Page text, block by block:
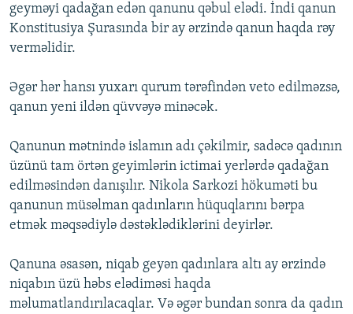
ARAŞDIRMA
MULTIMEDIA
FOTOQALEREYA
İZ - MƏDƏNIYYƏT PROQRAMI
HAQQIMIZDA
PEŞƏ ETIKASI VƏ JURNALISTIKA STANDARTLARIMIZ
MATERIALLARIMIZDAN ISTIFADƏ
AZADLIQRADIOSU MOBIL TELEFONUNUZDA
XƏBƏR BÜLLETENLƏRIMIZ
BIZI IZLƏ
RFE/RL-in bütün saytları
geyməyi qadağan edən qanunu qəbul elədi. İndi qanun
Konstitusiya Şurasında bir ay ərzində qanun haqda rəy
verməlidir.
Əgər hər hansı yuxarı qurum tərəfindən veto edilməzsə,
qanun yeni ildən qüvvəyə minəcək.
Qanunun mətnində islamın adı çəkilmir, sadəcə qadının
üzünü tam örtən geyimlərin ictimai yerlərdə qadağan
edilməsindən danışılır. Nikola Sarkozi hökuməti bu
qanunun müsəlman qadınların hüquqlarını bərpa
etmək məqsədiylə dəstəklədiklərini deyirlər.
Qanuna əsasən, niqab geyən qadınlara altı ay ərzində
niqabın üzü həbs elədiməsi haqda
məlumatlandırılacaqlar. Və əgər bundan sonra da qadın